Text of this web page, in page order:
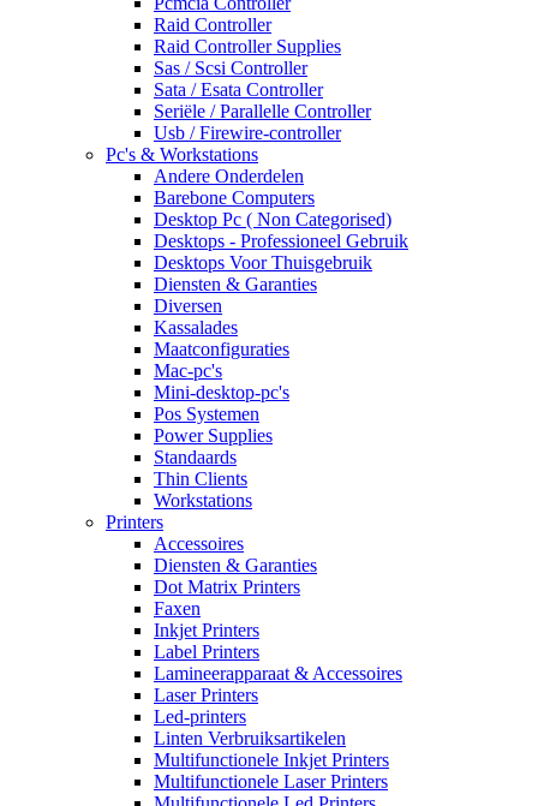
Raid Controller
Raid Controller Supplies
Sas / Scsi Controller
Sata / Esata Controller
Seriële / Parallelle Controller
Usb / Firewire-controller
Pc's & Workstations
Andere Onderdelen
Barebone Computers
Desktop Pc ( Non Categorised)
Desktops - Professioneel Gebruik
Desktops Voor Thuisgebruik
Diensten & Garanties
Diversen
Kassalades
Maatconfiguraties
Mac-pc's
Mini-desktop-pc's
Pos Systemen
Power Supplies
Standaards
Thin Clients
Workstations
Printers
Accessoires
Diensten & Garanties
Dot Matrix Printers
Faxen
Inkjet Printers
Label Printers
Lamineerapparaat & Accessoires
Laser Printers
Led-printers
Linten Verbruiksartikelen
Multifunctionele Inkjet Printers
Multifunctionele Laser Printers